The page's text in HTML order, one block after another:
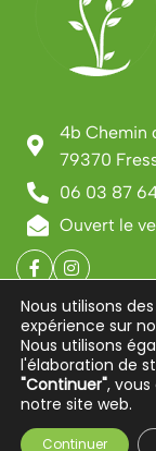
4b Chemin
79370
06 03 87
Ouvert le
Liens rapides
Infos
Nous utilisons
expérience sur
Nous utilisons
l'élaboration de
"Continuer",
notre site web.
Continuer